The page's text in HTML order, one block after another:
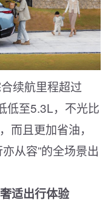
续航里程超过
低至5.3L，不光比
而且更加省油，
从容”的全场景出
适出行体验